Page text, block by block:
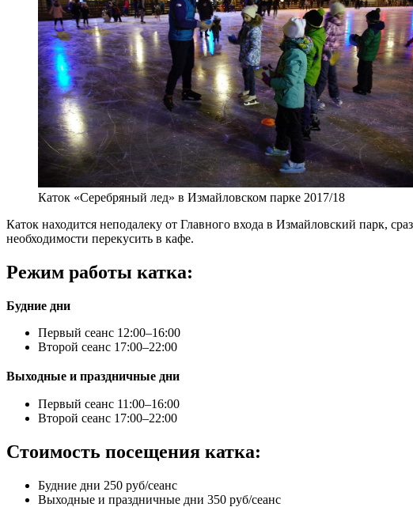
Каток «Серебряный лед» в Измайловском парке 2017/18
Каток находится неподалеку от Главного входа в Измайловский парк,
необходимости перекусить в кафе.
Режим работы катка:
Будние дни
Первый сеанс 12:00–16:00
Второй сеанс 17:00–22:00
Выходные и праздничные дни
Первый сеанс 11:00–16:00
Второй сеанс 17:00–22:00
Стоимость посещения катка:
Будние дни 250 руб/сеанс
Выходные и праздничные дни 350 руб/сеанс